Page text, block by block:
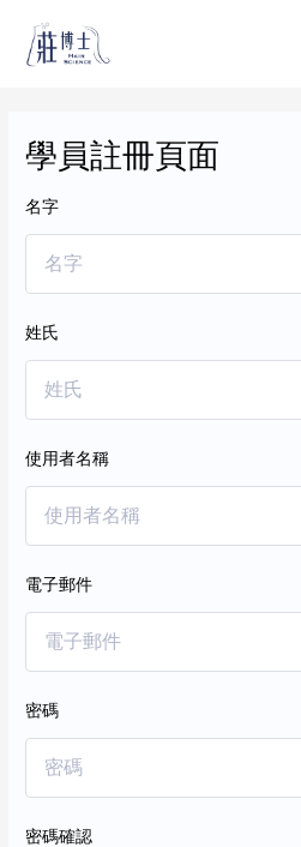
學員註冊頁面
名字
姓氏
使用者名稱
電子郵件
密碼
密碼確認